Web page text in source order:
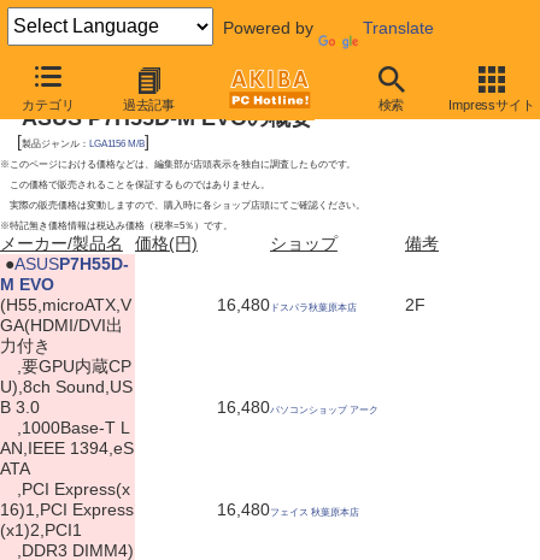
Powered by Translate
カテゴリ 過去記事 検索 Impressサイト
2010年1月9日号
ASUS P7H55D-M EVOの概要
[製品ジャンル： LGA1156 M/B]
※このページにおける価格などは、編集部が店頭表示を独自に調査したものです。
この価格で販売されることを保証するものではありません。
実際の販売価格は変動しますので、購入時に各ショップ店頭にてご確認ください。
※特記無き価格情報は税込み価格（税率=5％）です。
メーカー/製品名 価格(円) ショップ
備考
●ASUSP7H55D-
M EVO
(H55,microATX,V
GA(HDMI/DVI出
力付き
,要GPU内蔵CP
U),8ch Sound,US
B 3.0
,1000Base-T L
AN,IEEE 1394,eS
ATA
,PCI Express(x
16)1,PCI Express
(x1)2,PCI1
,DDR3 DIMM4)
16,480 ドスパラ秋葉原本店 2F
16,480パソコンショップ アーク
16,480フェイス 秋葉原本店